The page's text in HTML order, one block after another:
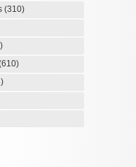
(310)